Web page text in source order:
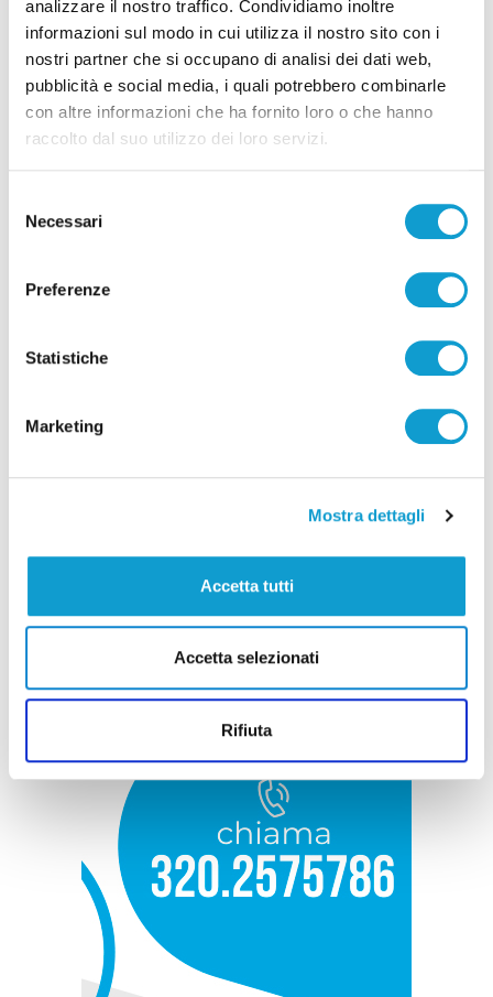
analizzare il nostro traffico. Condividiamo inoltre
informazioni sul modo in cui utilizza il nostro sito con i
nostri partner che si occupano di analisi dei dati web,
pubblicità e social media, i quali potrebbero combinarle
con altre informazioni che ha fornito loro o che hanno
raccolto dal suo utilizzo dei loro servizi.
delNecessari
Preferenze
Statistiche
Marketing
Mostra dettagli
Accetta tutti
Accetta selezionati
Rifiuta
Pubblicità